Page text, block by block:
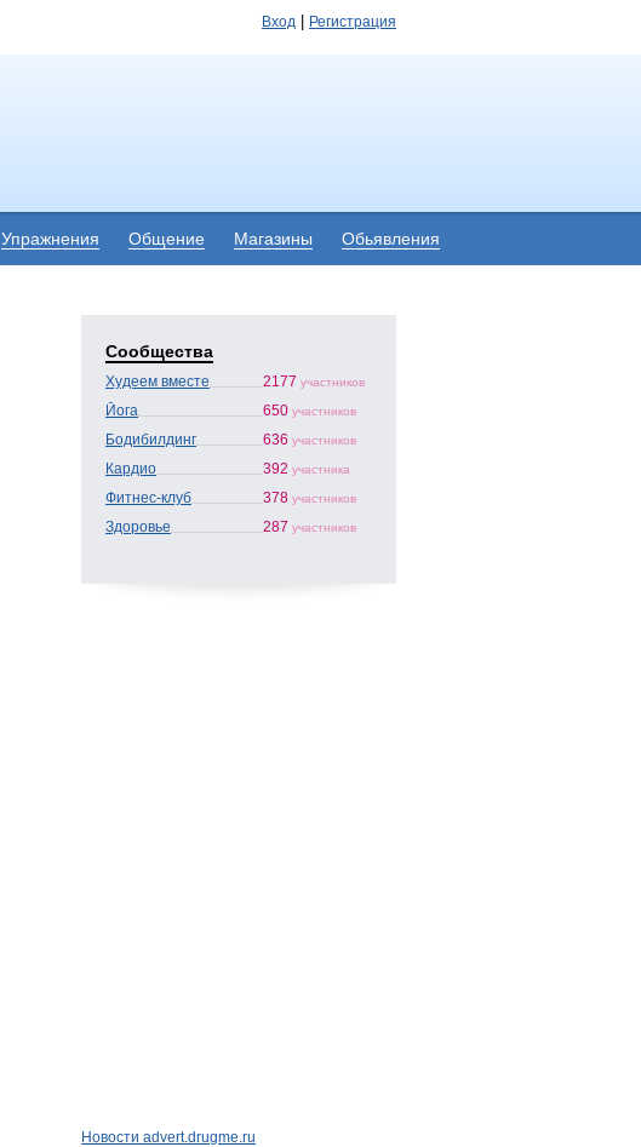
Вход Регистрация
Упражнения Общение Магазины Обьявления
Сообщества
Худеем вместе 2177 участников
Йога 650 участников
Бодибилдинг 636 участников
Кардио 392 участника
Фитнес-клуб 378 участников
Здоровье 287 участников
Новости advert.drugme.ru